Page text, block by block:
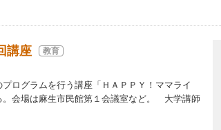
講座 教育
ログラムを行う講座「ＨＡＰＰＹ！ママライ
。会場は麻生市民館第１会議室など。 大学講師